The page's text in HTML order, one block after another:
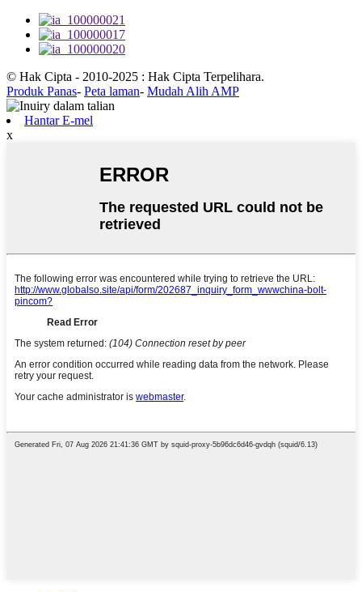
© Hak Cipta - 2010-2025 : Hak Cipta Terpelihara.
Produk Panas- Peta laman- Mudah Alih AMP
Hantar E-mel
x